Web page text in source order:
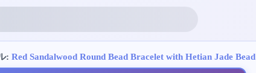
:Red Sandalwood Round Bead Bracelet with Hetian Jade Bead